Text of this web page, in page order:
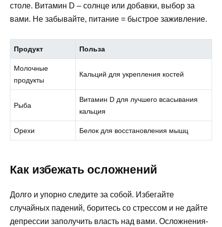
столе. Витамин D – солнце или добавки, выбор за
вами. Не забывайте, питание = быстрое заживление.
Продукт Польза
Молочные
продукты
Кальций для укрепления костей
Рыба
Витамин D для лучшего всасывания
кальция
Орехи Белок для восстановления мышц
Как избежать осложнений
Долго и упорно следите за собой. Избегайте
случайных падений, боритесь со стрессом и не дайте
депрессии заполучить власть над вами. Осложнения-